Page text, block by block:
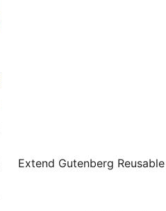
Extend Gutenberg